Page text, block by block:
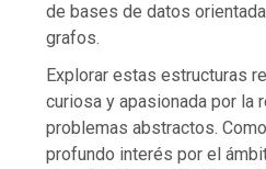
de bases de datos
grafos.
Explorar estas estructuras
curiosa y apasionada por la
problemas abstractos.
profundo interés por el